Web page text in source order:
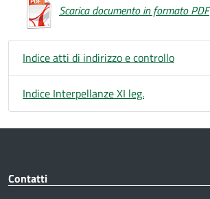
Scarica documento in formato PDF
Indice atti di indirizzo e controllo
Indice Interpellanze XI leg.
Contatti